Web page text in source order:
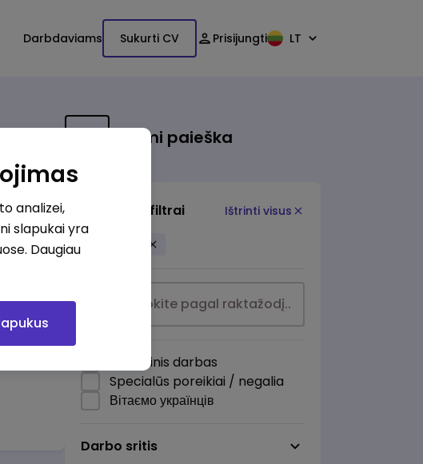
Darbdaviams Sukurti CV Prisijungti LT
Išsami paieška
Papildomi filtrai Ištrinti visus
Nuotolinis darbas
Specialūs poreikiai / negalia
Вітаємо українців
Darbo sritis
analizei,
slapukai yra
Daugiau